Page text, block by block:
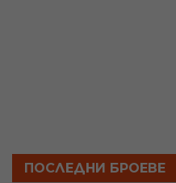
ПОСЛЕДНИ БРОЕВЕ